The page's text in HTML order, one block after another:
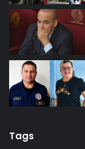
Tags